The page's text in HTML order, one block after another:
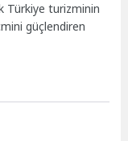
Türkiye turizminin
güçlendiren